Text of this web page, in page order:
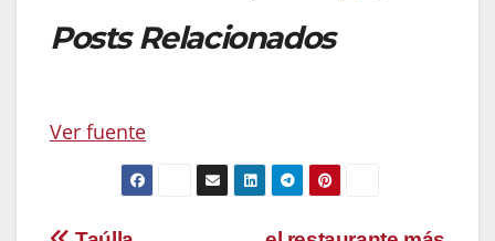
Posts Relacionados
Ver fuente